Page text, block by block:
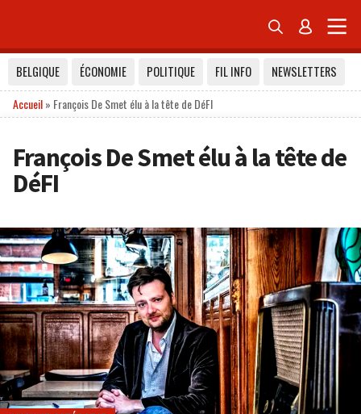
 
BELGIQUE ÉCONOMIE POLITIQUE FIL INFO
NEWSLETTERS
Accueil» François De Smet élu à la tête de DéFI
François De Smet élu à la tête de
DéFI